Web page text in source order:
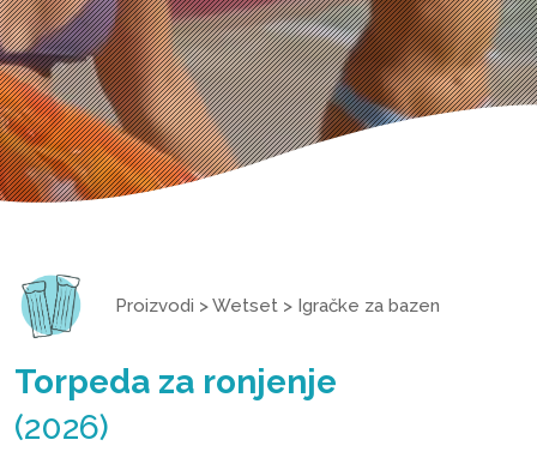
Proizvodi >Wetset > Igračke za bazen
Torpeda za ronjenje
(2026)